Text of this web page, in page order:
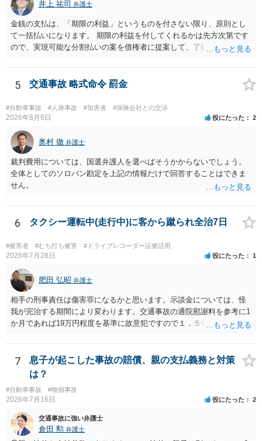
井上 祐司 弁護士
金銭の支払は、「期限の利益」というものを付さない限り、原則とし
て一括払いになります。 期限の利益を付してくれるかは先方次第です
ので、実現可能な分割払いの案を債権者に提案して、了解してもらえ
5 交通事故 略式命令 罰金
#自動車事故 #人身事故 #加害者 #保険会社との交渉
2026年8月6日 役にたった 2
奥村 徹 弁護士
裁判費用については、国選弁護人を選べばそうかからないでしょう。
全体としてのソロバン勘定を上記の情報だけで回答することはできま
せん。
6 タクシー運転中(走行中)に客から蹴られ全治7日
#被害者 #むち打ち被害 #ドライブレコーダー証拠活用
2026年7月28日 役にたった 1
肥田 弘昭 弁護士
相手の刑事責任は傷害罪になるかと思います。示談金については、怪
我が完治する期間により変わります。交通事故の通院慰謝料を参考に1
か月であれば19万円程度を基準に故意犯ですので１．５倍か2倍程度す
上がるかと思います。ご参考にしてください。
7
息子が起こした事故の賠償、親の支払義務と対策
は？
#自動車事故 #物損事故
2026年7月16日 役にたった 2
交通事故に強い弁護士
倉田 勲 弁護士